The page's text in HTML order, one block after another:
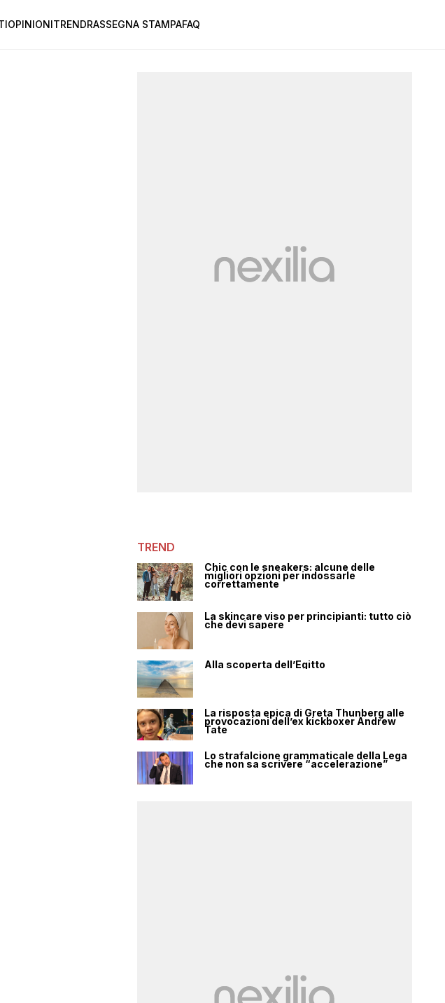
OPINIONITRENDRASSEGNA STAMPAFAQ
TREND
Chic con le sneakers: alcune delle
migliori opzioni per indossarle
correttamente
La skincare viso per principianti: tutto ciò
che devi sapere
Alla scoperta dell’Egitto
La risposta epica di Greta Thunberg alle
provocazioni dell’ex kickboxer Andrew
Tate
Lo strafalcione grammaticale della Lega
che non sa scrivere “accelerazione”